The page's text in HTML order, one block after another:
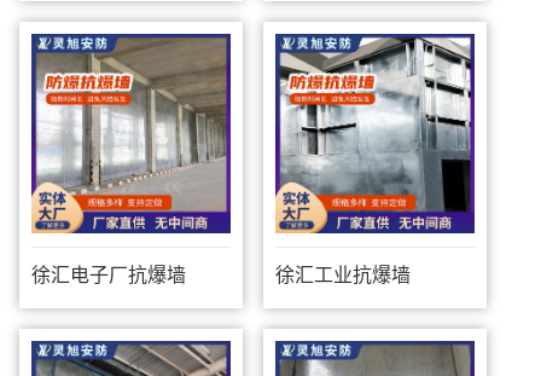
徐汇电子厂抗爆墙 徐汇工业抗爆墙